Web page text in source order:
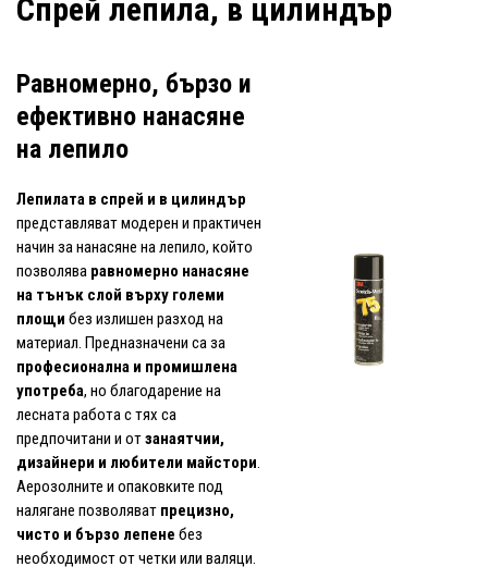
Спрей лепила, в цилиндър
Равномерно, бързо и
ефективно нанасяне
на лепило
Лепилата в спрей и в цилиндър
представляват модерен и практичен
начин за нанасяне на лепило, който
позволява равномерно нанасяне
на тънък слой върху големи
площи без излишен разход на
материал. Предназначени са за
професионална и промишлена
употреба, но благодарение на
лесната работа с тях са
предпочитани и отзанаятчии,
дизайнери и любители майстори.
Аерозолните и опаковките под
налягане позволяват прецизно,
чисто и бързо лепене без
необходимост от четки или валяци.